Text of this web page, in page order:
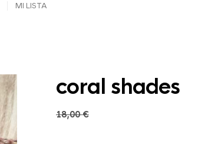
MI LISTA
coral shades
18,00€